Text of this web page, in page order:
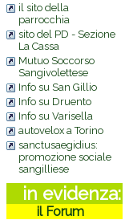
il sito della
parrocchia
sito del PD - Sezione
La Cassa
Mutuo Soccorso
Sangivolettese
Info su San Gillio
Info su Druento
Info su Varisella
autovelox a Torino
sanctusaegidius:
promozione sociale
sangilliese
in evidenza:
il Forum